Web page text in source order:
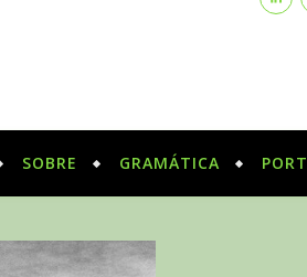
SOBRE GRAMÁTICA